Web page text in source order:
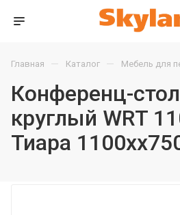
Главная — Каталог — Мебель для
Конференц-стол
круглый WRT
Тиара